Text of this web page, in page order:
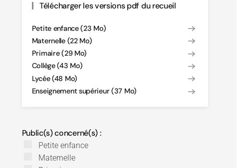
Télécharger les versions pdf du recueil
Petite enfance (23 Mo)
Maternelle (22 Mo)
Primaire (29 Mo)
Collège (43 Mo)
Lycée (48 Mo)
Enseignement supérieur (37 Mo)
Public(s) concerné(s) :
Petite enfance
Maternelle